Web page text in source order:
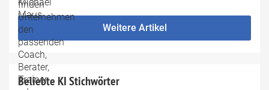
Weitere Artikel
Beliebte KI Stichwörter